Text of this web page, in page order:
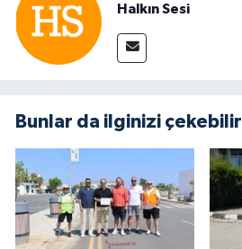
Halkın Sesi
Bunlar da ilginizi çekebilir